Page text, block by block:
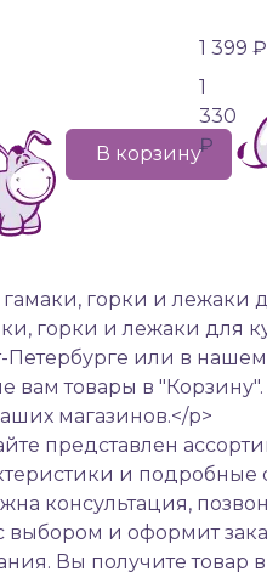
В корзину
1 399 ₽
1
330
₽
гамаки, горки и лежаки
горки и лежаки
Петербурге или в
вам товары в
магазинов.</p>
представлен
и подробные
консультация,
выбором и оформит
Вы получите товар